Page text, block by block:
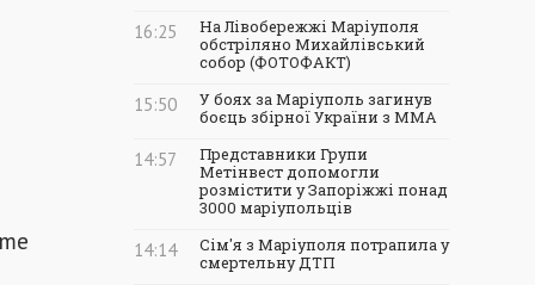
16:25
На Лівобережжі Маріуполя
обстріляно Михайлівський
собор (ФОТОФАКТ)
15:50
У боях за Маріуполь загинув
боєць збірної України з ММА
14:57
Представники Групи
Метінвест допомогли
розмістити у Запоріжжі понад
3000 маріупольців
14:14
Сім'я з Маріуполя потрапила у
смертельну ДТП